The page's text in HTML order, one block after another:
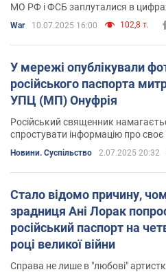
МО РФ і ФСБ заплуталися в
War 10.07.2025 16:00 102,8 т.
У мережі опублікували
російського паспорта
УПЦ (МП) Онуфрія
Російський священник
спростувати інформацію про
Новини. Суспільство 2.07.2025 20:32
Стало відомо причину,
зрадниця Ані Лорак
російський паспорт на
році великої війни
Справа не лише в "любові"